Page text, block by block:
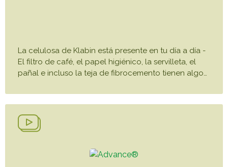
La celulosa de Klabin está presente en tu día a día -
El filtro de café, el papel higiénico, la servilleta, el
pañal e incluso la teja de fibrocemento tienen algo…